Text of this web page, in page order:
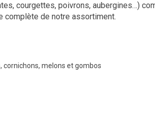
courgettes, poivrons, aubergines…)
complète de notre assortiment.
cornichons, melons et gombos